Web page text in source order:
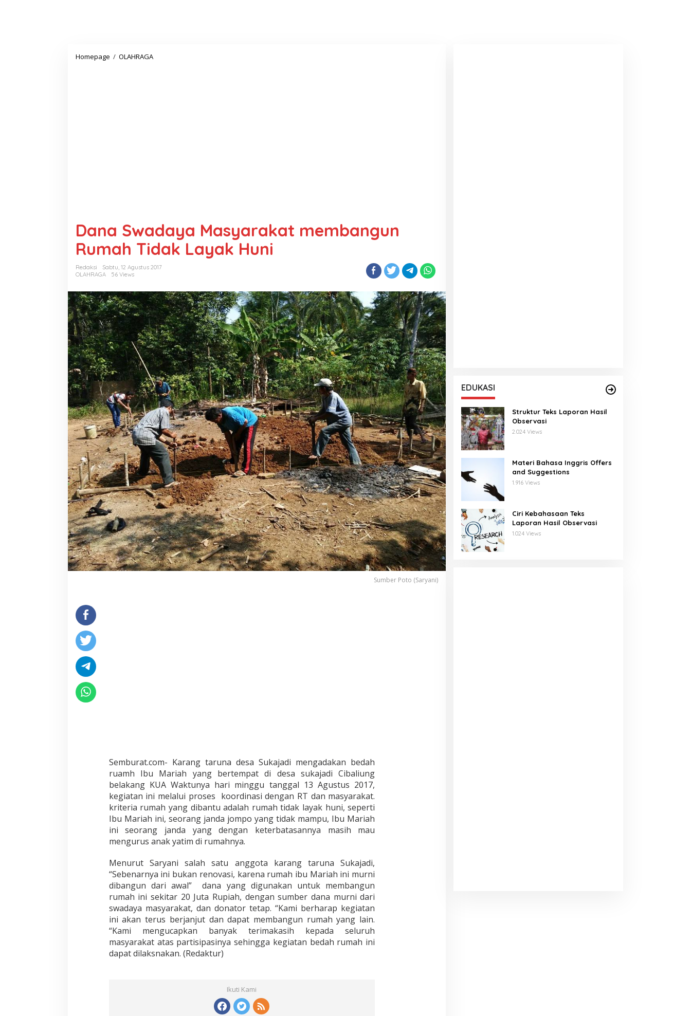
Homepage / OLAHRAGADana
Dana Swadaya Masyarakat membangun
Rumah Tidak Layak Huni
Redaksi
Sabtu, 12 Agustus 2017
OLAHRAGA
56 Views
Sumber Poto (Saryani)
Semburat.com- Karang taruna desa Sukajadi mengadakan bedah
ruamh Ibu Mariah yang bertempat di desa sukajadi Cibaliung
belakang KUA Waktunya hari minggu tanggal 13 Agustus 2017,
kegiatan ini melalui proses koordinasi dengan RT dan masyarakat.
kriteria rumah yang dibantu adalah rumah tidak layak huni, seperti
Ibu Mariah ini, seorang janda jompo yang tidak mampu, Ibu Mariah
ini seorang janda yang dengan keterbatasannya masih mau
mengurus anak yatim di rumahnya.
Menurut Saryani salah satu anggota karang taruna Sukajadi,
“Sebenarnya ini bukan renovasi, karena rumah ibu Mariah ini murni
dibangun dari awal” dana yang digunakan untuk membangun
rumah ini sekitar 20 Juta Rupiah, dengan sumber dana murni dari
swadaya masyarakat, dan donator tetap. “Kami berharap kegiatan
ini akan terus berjanjut dan dapat membangun rumah yang lain.
“Kami mengucapkan banyak terimakasih kepada seluruh
masyarakat atas partisipasinya sehingga kegiatan bedah rumah ini
dapat dilaksnakan. (Redaktur)
Ikuti Kami
EDUKASI
Struktur Teks Laporan Hasil
Observasi
2.024 Views
Materi Bahasa Inggris Offers
and Suggestions
1.916 Views
Ciri Kebahasaan Teks
Laporan Hasil Observasi
1.024 Views